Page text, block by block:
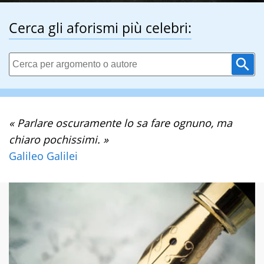
Cerca gli aforismi più celebri:
« Parlare oscuramente lo sa fare ognuno, ma
chiaro pochissimi. »
Galileo Galilei